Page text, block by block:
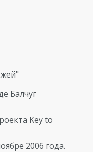
Балчуг
Key to
2006 года.